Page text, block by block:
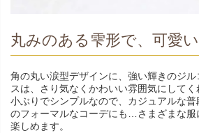
丸みのある雫形で、可愛
角の丸い涙型デザインに、強い輝きのジ
スは、さり気なくかわいい雰囲気にしてく
小ぶりでシンプルなので、カジュアルな
のフォーマルなコーデにも…さまざまな服
楽しめます。